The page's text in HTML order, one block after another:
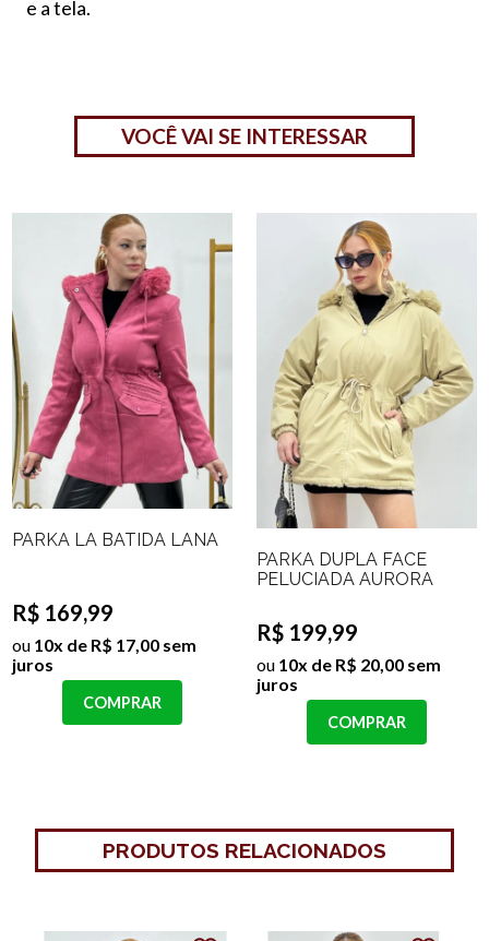
e a tela.
VOCÊ VAI SE INTERESSAR
PARKA LÃ BATIDA LANA
R$ 169,99
ou 10x de R$ 17,00 sem
juros
COMPRAR
PARKA DUPLA FACE
PELUCIADA AURORA
R$ 199,99
ou 10x de R$ 20,00 sem
juros
COMPRAR
PRODUTOS RELACIONADOS